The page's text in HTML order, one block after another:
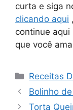
curta e siga
clicando aqui
continue
que você ama
Categorias
Receitas
Bolinho
Torta